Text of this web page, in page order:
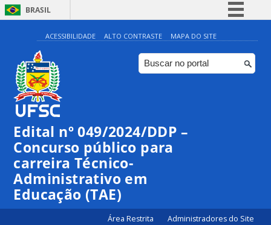
BRASIL
Simplifique!
Comunica BR
Participe
Canais
ACESSIBILIDADE ALTO CONTRASTE MAPA DO SITE
Edital nº 049/2024/DDP –
Concurso público para
carreira Técnico-
Administrativo em
Educação (TAE)
Área Restrita Administradores do Site